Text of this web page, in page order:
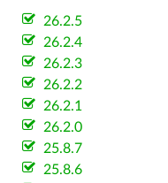
26.2.5
26.2.4
26.2.3
26.2.2
26.2.1
26.2.0
25.8.7
25.8.6